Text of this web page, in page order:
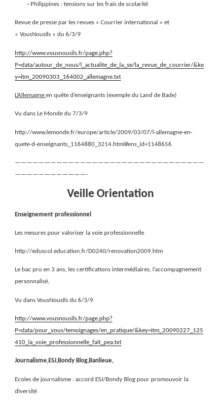
– Philippines : tensions sur les frais de scolarité
Revue de presse par les revues « Courrier international » et
« VousNousIls » du 6/3/9
http://www.vousnousils.fr/page.php?
P=data/autour_de_nous/l_actualite_de_la_se/la_revue_de_courrier/&ke
y=itm_20090303_164002_allemagne.txt
L’Allemagne en quête d’enseignants (exemple du Land de Bade)
Vu dans Le Monde du 7/3/9
http://www.lemonde.fr/europe/article/2009/03/07/l-allemagne-en-
quete-d-enseignants_1164880_3214.html#ens_id=1148656
————————————————————————————————
————————————-
Veille Orientation
Enseignement professionnel
Les mesures pour valoriser la voie professionnelle
http://eduscol.education.fr/D0240/renovation2009.htm
Le bac pro en 3 ans, les certifications intermédiaires, l’accompagnement
personnalisé,
Vu dans VousNousIls du 6/3/9
http://www.vousnousils.fr/page.php?
P=data/pour_vous/temoignages/en_pratique/&key=itm_20090227_125
410_la_voie_professionnelle_fait_pea.txt
Journalisme,ESJ,Bondy Blog,Banlieue,
Ecoles de journalisme : accord ESJ/Bondy Blog pour promouvoir la
diversité